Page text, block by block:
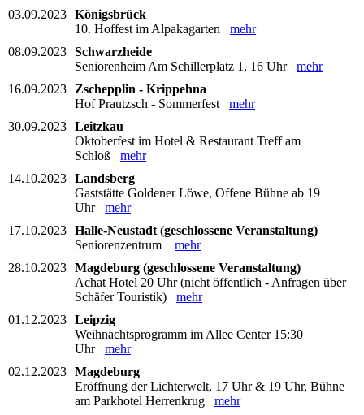
03.09.2023 Königsbrück
10. Hoffest im Alpakagarten mehr
08.09.2023 Schwarzheide
Seniorenheim Am Schillerplatz 1, 16 Uhr mehr
16.09.2023
Zschepplin - Krippehna
Hof Prautzsch - Sommerfest mehr
30.09.2023 Leitzkau
Oktoberfest im Hotel & Restaurant Treff am
Schloß mehr
14.10.2023 Landsberg
Gaststätte Goldener Löwe, Offene Bühne ab 19
Uhr mehr
17.10.2023 Halle-Neustadt (geschlossene Veranstaltung)
Seniorenzentrum mehr
28.10.2023 Magdeburg (geschlossene Veranstaltung)
Achat Hotel 20 Uhr (nicht öffentlich - Anfragen über
Schäfer Touristik) mehr
01.12.2023 Leipzig
Weihnachtsprogramm im Allee Center 15:30
Uhr mehr
02.12.2023 Magdeburg
Eröffnung der Lichterwelt, 17 Uhr & 19 Uhr, Bühne
am Parkhotel Herrenkrug mehr